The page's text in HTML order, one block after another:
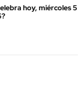
hoy, miércoles 5